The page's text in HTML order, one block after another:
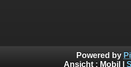
Powered by
Ansicht : Mobil